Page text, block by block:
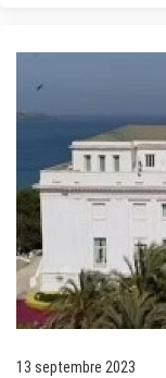
13 septembre 2023